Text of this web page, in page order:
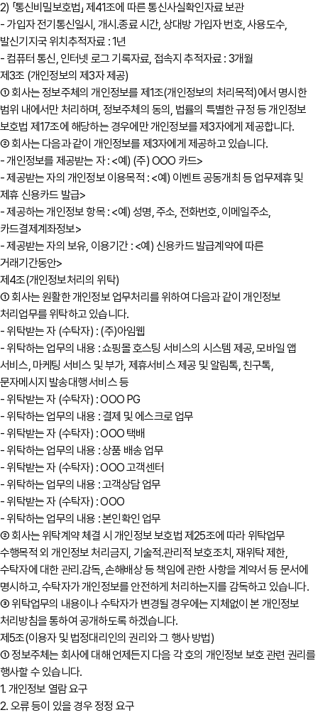
2) 「통신비밀보호법」 제41조에 따른 통신사실확인자료 보관
- 가입자 전기통신일시, 개시․종료 시간, 상대방 가입자 번호, 사용도수,
발신기지국 위치추적자료 : 1년
- 컴퓨터 통신, 인터넷 로그 기록자료, 접속지 추적자료 : 3개월
제3조 (개인정보의 제3자 제공)
① 회사는 정보주체의 개인정보를 제1조(개인정보의 처리목적)에서 명시한
범위 내에서만 처리하며, 정보주체의 동의, 법률의 특별한 규정 등 개인정보
보호법 제17조에 해당하는 경우에만 개인정보를 제3자에게 제공합니다.
② 회사는 다음과 같이 개인정보를 제3자에게 제공하고 있습니다.
- 개인정보를 제공받는 자 : <예) (주) OOO 카드>
- 제공받는 자의 개인정보 이용목적 : <예) 이벤트 공동개최 등 업무제휴 및
제휴 신용카드 발급>
- 제공하는 개인정보 항목 : <예) 성명, 주소, 전화번호, 이메일주소,
카드결제계좌정보>
- 제공받는 자의 보유, 이용기간 : <예) 신용카드 발급계약에 따른
거래기간동안>
제4조(개인정보처리의 위탁)
① 회사는 원활한 개인정보 업무처리를 위하여 다음과 같이 개인정보
처리업무를 위탁하고 있습니다.
- 위탁받는 자 (수탁자) : (주)아임웹
- 위탁하는 업무의 내용 : 쇼핑몰 호스팅 서비스의 시스템 제공, 모바일 앱
서비스, 마케팅 서비스 및 부가, 제휴서비스 제공 및 알림톡, 친구톡,
문자메시지 발송대행 서비스 등
- 위탁받는 자 (수탁자) : OOO PG
- 위탁하는 업무의 내용 : 결제 및 에스크로 업무
- 위탁받는 자 (수탁자) : OOO 택배
- 위탁하는 업무의 내용 : 상품 배송 업무
- 위탁받는 자 (수탁자) : OOO 고객센터
- 위탁하는 업무의 내용 : 고객상담 업무
- 위탁받는 자 (수탁자) : OOO
- 위탁하는 업무의 내용 : 본인확인 업무
② 회사는 위탁계약 체결 시 개인정보 보호법 제25조에 따라 위탁업무
수행목적 외 개인정보 처리금지, 기술적․관리적 보호조치, 재위탁 제한,
수탁자에 대한 관리․감독, 손해배상 등 책임에 관한 사항을 계약서 등 문서에
명시하고, 수탁자가 개인정보를 안전하게 처리하는지를 감독하고 있습니다.
③ 위탁업무의 내용이나 수탁자가 변경될 경우에는 지체없이 본 개인정보
처리방침을 통하여 공개하도록 하겠습니다.
제5조(이용자 및 법정대리인의 권리와 그 행사 방법)
① 정보주체는 회사에 대해 언제든지 다음 각 호의 개인정보 보호 관련 권리를
행사할 수 있습니다.
1. 개인정보 열람 요구
2. 오류 등이 있을 경우 정정 요구